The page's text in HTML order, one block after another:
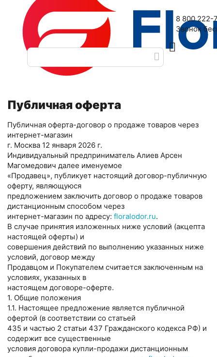
Наш адрес: 2-я Дубровская улица, 6
8 800 222-
Звонок
Публичная оферта
Публичная оферта-договор о продаже товаров через
интернет-магазин
г. Москва 12 января 2026 г.
Индивидуальный предприниматель Алиев Арсен
Магомедович далее именуемое
«Продавец», публикует настоящий договор-публичную
оферту, являющуюся
предложением заключить договор о продаже товаров
дистанционным способом через
интернет-магазин по адресу: floralodor.ru.
В случае принятия изложенных ниже условий (акцепта
настоящей оферты) и
совершения действий по выполнению указанных ниже
условий, договор между
Продавцом и Покупателем считается заключенным на
условиях, указанных в
настоящем договоре-оферте.
1. Общие положения
1.1. Настоящее предложение является публичной
офертой (в соответствии со статьей
435 и частью 2 статьи 437 Гражданского кодекса РФ) и
содержит все существенные
условия договора купли-продажи дистанционным